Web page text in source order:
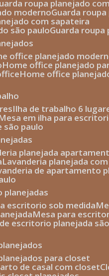
guarda roupa planejado
moderno guarda
com sapateira
são paulo
guarda
office planejado
home office planejado
home office
ilha de trabalho 6
mesa em ilha para
são paulo
planejada
lavanderia planejada
de apartamento
planejadas
escritorio sob medida
mesa para
de escritorio planejada
planejados para closet
de casal com closet